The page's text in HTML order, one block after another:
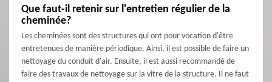
Que faut-il retenir sur l'entretien régulier de la
cheminée?
Les cheminées sont des structures qui ont pour vocation d'être
entretenues de manière périodique. Ainsi, il est possible de faire un
nettoyage du conduit d'air. Ensuite, il est aussi recommandé de
faire des travaux de nettoyage sur la vitre de la structure. Il ne faut